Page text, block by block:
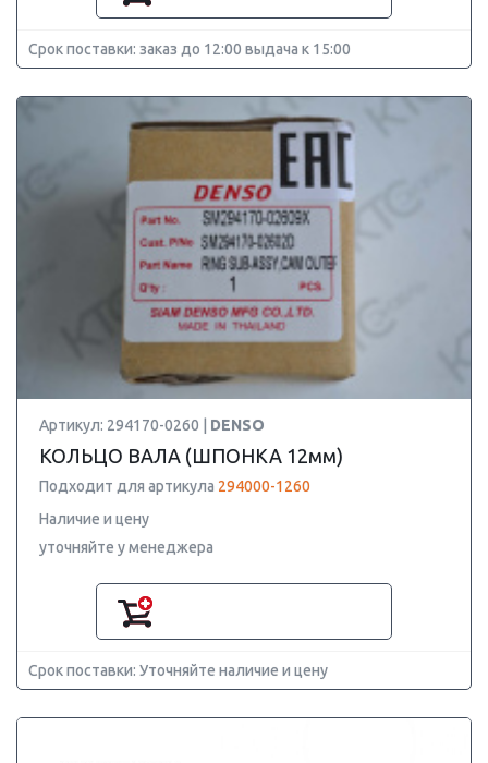
Срок поставки: заказ до 12:00 выдача к 15:00
Артикул: 294170-0260 | DENSO
КОЛЬЦО ВАЛА (ШПОНКА 12мм)
Подходит для артикула 294000-1260
Наличие и цену
уточняйте у менеджера
Срок поставки: Уточняйте наличие и цену